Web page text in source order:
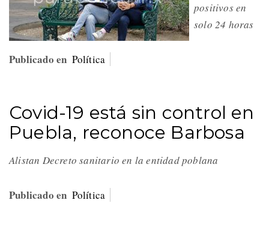
positivos en
solo 24 horas
Publicado en Política
Covid-19 está sin control en
Puebla, reconoce Barbosa
Alistan Decreto sanitario en la entidad poblana
Publicado en Política